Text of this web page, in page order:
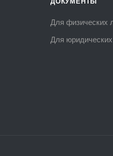
Для физических
Для